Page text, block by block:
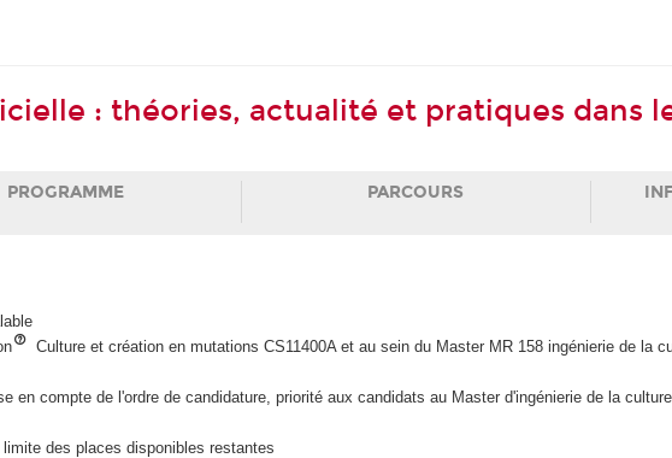
: théories, actualité et pratiques dans
PROGRAMME PARCOURS
Culture et création en mutations CS11400A et au sein du Master MR 158 ingénierie de la
en compte de l'ordre de candidature, priorité aux candidats au Master d'ingénierie de la
des places disponibles restantes